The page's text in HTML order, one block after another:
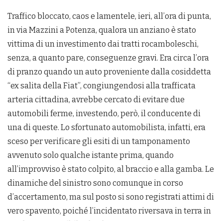
Traffico bloccato, caos e lamentele, ieri, all’ora di punta,
in via Mazzini a Potenza, qualora un anziano è stato
vittima di un investimento dai tratti rocamboleschi,
senza, a quanto pare, conseguenze gravi. Era circa l’ora
di pranzo quando un auto proveniente dalla cosiddetta
“ex salita della Fiat”, congiungendosi alla trafficata
arteria cittadina, avrebbe cercato di evitare due
automobili ferme, investendo, però, il conducente di
una di queste. Lo sfortunato automobilista, infatti, era
sceso per verificare gli esiti di un tamponamento
avvenuto solo qualche istante prima, quando
all’improvviso è stato colpito, al braccio e alla gamba. Le
dinamiche del sinistro sono comunque in corso
d’accertamento, ma sul posto si sono registrati attimi di
vero spavento, poiché l’incidentato riversava in terra in